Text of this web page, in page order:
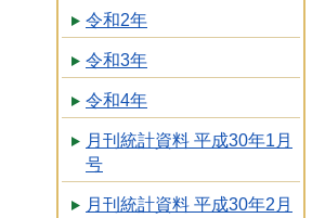
令和2年
令和3年
令和4年
月刊統計資料 平成30年1月
号
月刊統計資料 平成30年2月